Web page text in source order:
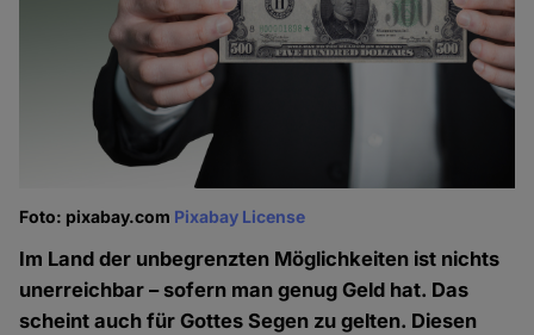
Foto: pixabay.com Pixabay License
Im Land der unbegrenzten Möglichkeiten ist nichts
unerreichbar – sofern man genug Geld hat. Das
scheint auch für Gottes Segen zu gelten. Diesen